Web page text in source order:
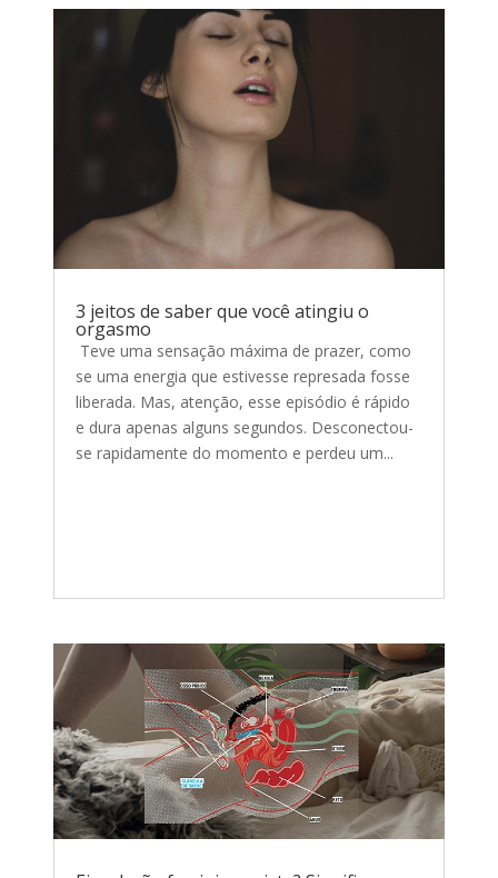
3 jeitos de saber que você atingiu o
orgasmo
Teve uma sensação máxima de prazer, como
se uma energia que estivesse represada fosse
liberada. Mas, atenção, esse episódio é rápido
e dura apenas alguns segundos. Desconectou-
se rapidamente do momento e perdeu um...